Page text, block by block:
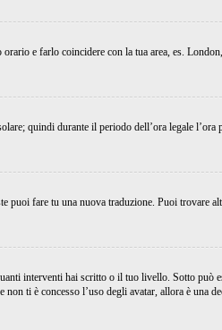
e farlo coincidere con la tua area, es.
quindi durante il periodo dell’ora legale l’ora
puoi fare tu una nuova traduzione. Puoi trovare
interventi hai scritto o il tuo livello. Sotto può
ti è concesso l’uso degli avatar, allora è una